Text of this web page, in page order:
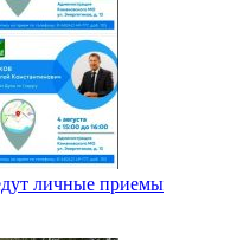
личные приемы